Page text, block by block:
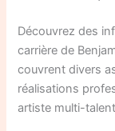
Découvrez des
carrière de
couvrent divers
réalisations
artiste multi-